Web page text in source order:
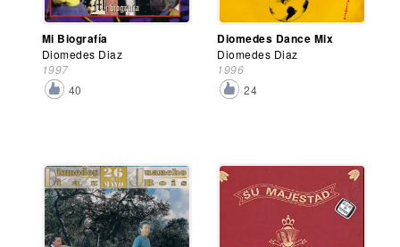
Mi Biografía
Diomedes Diaz
1997
40
Diomedes Dance Mix
Diomedes Diaz
1996
24